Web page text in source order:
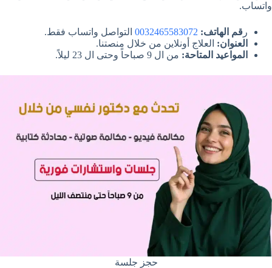
واتساب.
ر قم الهاتف: 0032465583072 التواصل واتساب فقط.
العنوان: العلاج أونلاين من خلال منصتنا.
المواعيد المتاحة: من ال 9 صباحاً وحتى ال 23 ليلاً.
حجز جلسة